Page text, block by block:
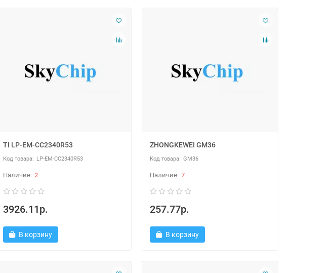
TI LP-EM-CC2340R53
LP-EM-CC2340R53
2
3926.11р.
В корзину
ZHONGKEWEI GM36
GM36
7
257.77р.
В корзину